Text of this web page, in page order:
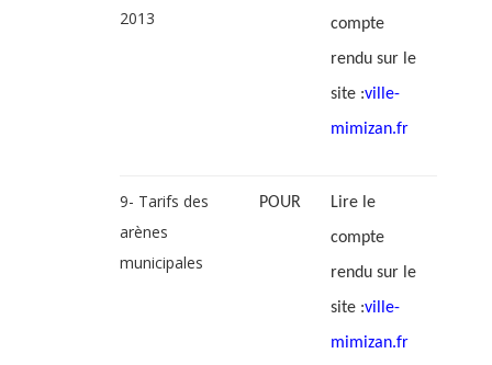
2013
compte
rendu sur le
site :ville-
mimizan.fr
9- Tarifs des
arènes
municipales
POUR
Lire le
compte
rendu sur le
site :ville-
mimizan.fr